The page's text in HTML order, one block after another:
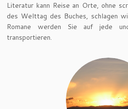
Literatur kann Reise an Orte, ohne
des Welttag des Buches, schlagen
Romane werden Sie auf jede
transportieren.